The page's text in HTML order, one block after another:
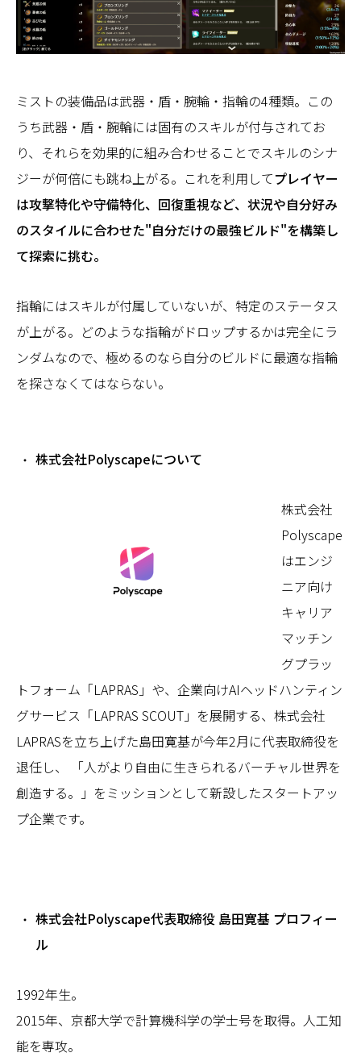
ミストの装備品は武器・盾・腕輪・指輪の4種類。この
うち武器・盾・腕輪には固有のスキルが付与されてお
り、それらを効果的に組み合わせることでスキルのシナ
ジーが何倍にも跳ね上がる。これを利用してプレイヤー
は攻撃特化や守備特化、回復重視など、状況や自分好み
のスタイルに合わせた"自分だけの最強ビルド"を構築し
て探索に挑む。
指輪にはスキルが付属していないが、特定のステータス
が上がる。どのような指輪がドロップするかは完全にラ
ンダムなので、極めるのなら自分のビルドに最適な指輪
を探さなくてはならない。
株式会社Polyscapeについて
株式会社
Polyscape
はエンジ
ニア向け
キャリア
マッチン
グプラッ
トフォーム「LAPRAS」や、企業向けAIヘッドハンティン
グサービス「LAPRAS SCOUT」を展開する、株式会社
LAPRASを立ち上げた島田寛基が今年2月に代表取締役を
退任し、 「人がより自由に生きられるバーチャル世界を
創造する。」をミッションとして新設したスタートアッ
プ企業です。
株式会社Polyscape代表取締役 島田寛基 プロフィー
ル
1992年生。
2015年、京都大学で計算機科学の学士号を取得。人工知
能を専攻。